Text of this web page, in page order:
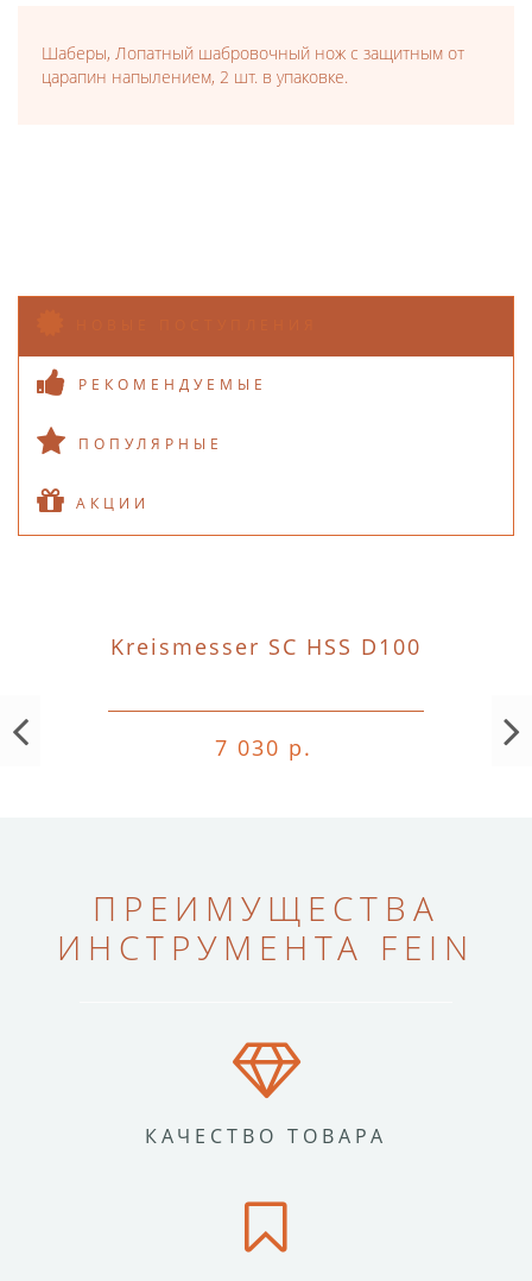
Шаберы, Лопатный шабровочный нож с защитным от
царапин напылением, 2 шт. в упаковке.
РЕКОМЕНДУЕМЫЕ
ПОПУЛЯРНЫЕ
АКЦИИ
Kreismesser SC HSS D100
7 030 р.
ПРЕИМУЩЕСТВА
ИНСТРУМЕНТА FEIN
КАЧЕСТВО ТОВАРА